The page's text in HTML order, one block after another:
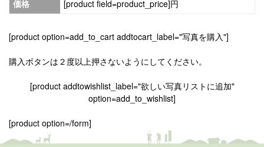
価格
[product field=product_price]円
[product option=add_to_cart addtocart_label="写真を購入"]
購入ボタンは２度以上押さないようにしてください。
[product addtowishlist_label="欲しい写真リストに追加"
option=add_to_wishlist]
[product option=/form]